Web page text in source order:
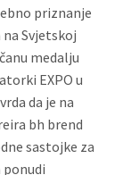
priznanje
Svjetskoj
medalju
EXPO u
da je na
bh brend
sastojke za